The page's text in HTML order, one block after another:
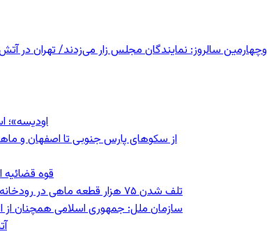
نمایندگان مجلس زار می‌زدند/ تهران در آتش؛ ۳۰ تیر ۱۳۳۱ میدان بهارستان چه خبر
از سکوهای پارس جنوبی تا اصفهان و
قوه قضائیه
تلف شدن ۷۵ هزار قطعه ماهی در رودخانه مسقان شیراز بر اثر ورود شورابه فوق‌اشباع
سازمان ملل: جمهوری اسلامی همچنان از